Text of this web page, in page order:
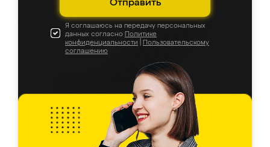
Отправить
Я соглашаюсь на передачу персональных
данных согласно Политике
конфиденциальности
Пользовательскому
соглашению